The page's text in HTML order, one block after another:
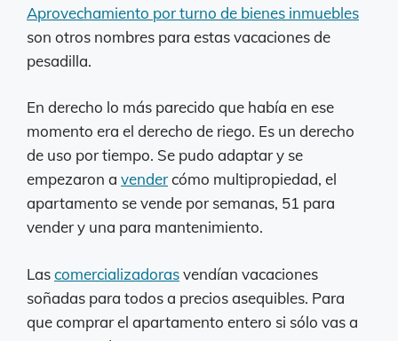
Aprovechamiento por turno de bienes inmuebles
son otros nombres para estas vacaciones de
pesadilla.
En derecho lo más parecido que había en ese
momento era el derecho de riego. Es un derecho
de uso por tiempo. Se pudo adaptar y se
empezaron a vendercómo multipropiedad, el
apartamento se vende por semanas, 51 para
vender y una para mantenimiento.
Lascomercializadorasvendían vacaciones
soñadas para todos a precios asequibles. Para
que comprar el apartamento entero si sólo vas a